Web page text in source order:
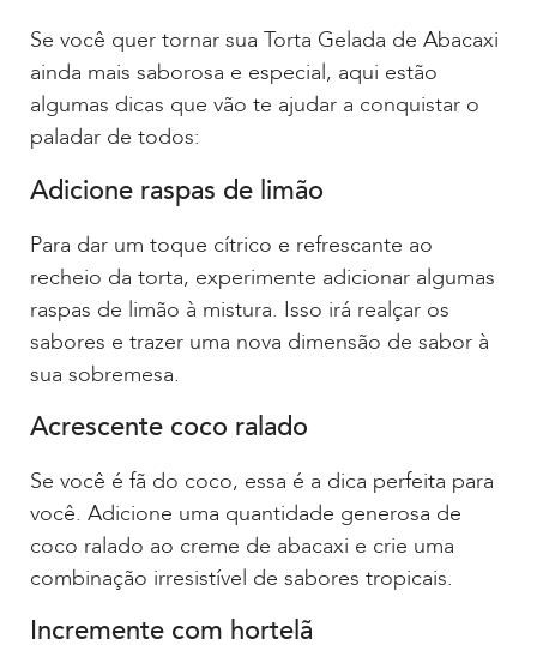
Se você quer tornar sua Torta Gelada de Abacaxi
ainda mais saborosa e especial, aqui estão
algumas dicas que vão te ajudar a conquistar o
paladar de todos:
Adicione raspas de limão
Para dar um toque cítrico e refrescante ao
recheio da torta, experimente adicionar algumas
raspas de limão à mistura. Isso irá realçar os
sabores e trazer uma nova dimensão de sabor à
sua sobremesa.
Acrescente coco ralado
Se você é fã do coco, essa é a dica perfeita para
você. Adicione uma quantidade generosa de
coco ralado ao creme de abacaxi e crie uma
combinação irresistível de sabores tropicais.
Incremente com hortelã